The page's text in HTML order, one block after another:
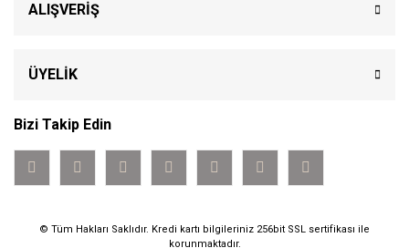
ALIŞVERİŞ
ÜYELİK
Bizi Takip Edin
© Tüm Hakları Saklıdır. Kredi kartı bilgileriniz 256bit SSL sertifikası ile
korunmaktadır.